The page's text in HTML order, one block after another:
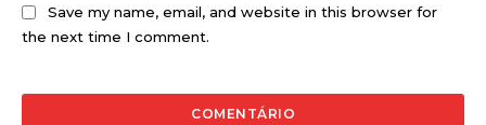
Save my name, email, and website in this browser for
the next time I comment.